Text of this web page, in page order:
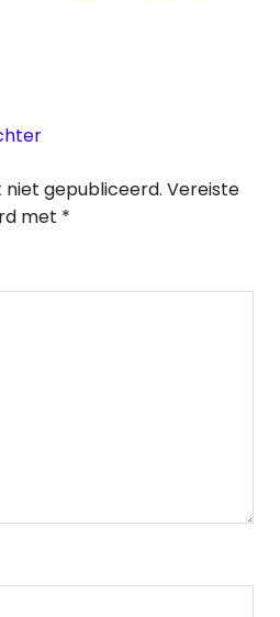
gepubliceerd. Vereiste
met *